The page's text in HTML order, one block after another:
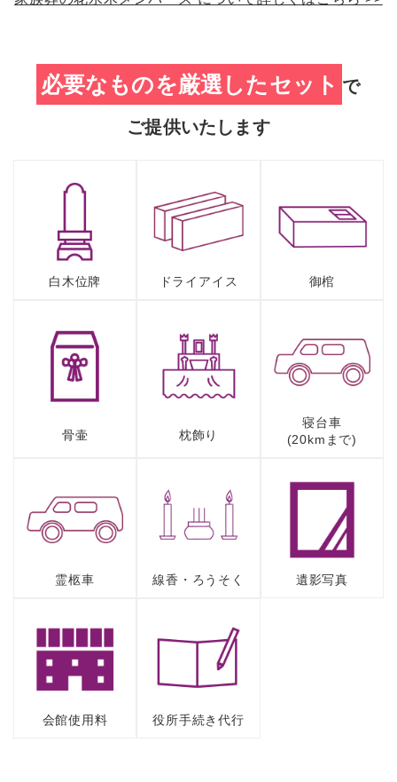
必要なものを厳選したセット で
ご提供いたします
白木位牌 ドライアイス 御棺
骨壷 枕飾り
寝台車
(20kmまで)
霊柩車 線香・ろうそく 遺影写真
会館使用料 役所手続き代行